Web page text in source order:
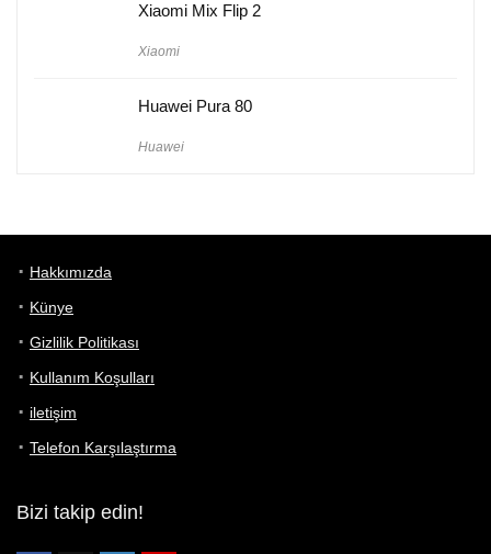
Xiaomi Mix Flip 2
Xiaomi
Huawei Pura 80
Huawei
Hakkımızda
Künye
Gizlilik Politikası
Kullanım Koşulları
iletişim
Telefon Karşılaştırma
Bizi takip edin!